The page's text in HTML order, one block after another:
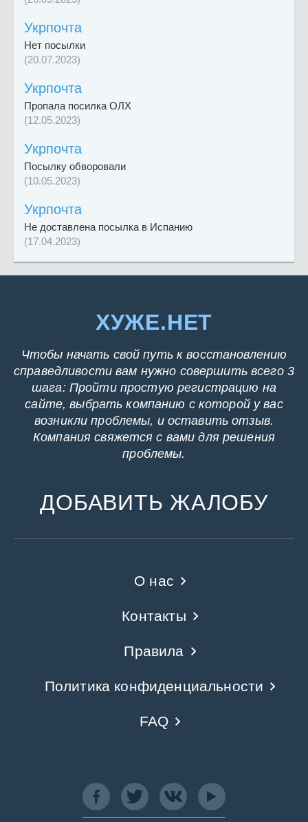
Укрпочта
Нет посылки
(20.07.2023)
Укрпочта
Пропала посилка ОЛХ
(12.05.2023)
Укрпочта
Посылку обворовали
(10.05.2023)
Укрпочта
Не доставлена посылка в Испанию
(17.04.2023)
ХУЖЕ.НЕТ
Чтобы начать свой путь к восстановлению
справедливости вам нужно совершить всего 3
шага: Пройти простую регистрацию на
сайте, выбрать компанию с которой у вас
возникли проблемы, и оставить отзыв.
Компания свяжется с вами для решения
проблемы.
ДОБАВИТЬ ЖАЛОБУ
О нас
Контакты
Правила
Политика конфиденциальности
FAQ